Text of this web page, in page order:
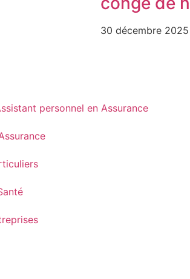
30 décembre 2025
personnel en Assurance